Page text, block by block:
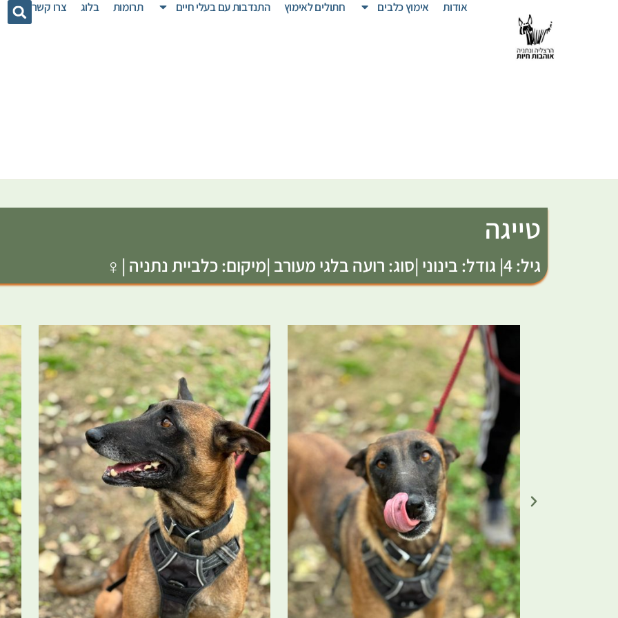
אודות אימוץ כלבים חתולים לאימוץ התנדבות עם בעלי חיים תרומות בלוג צרו קשר
טייגה
גיל: 4 | גודל: בינוני |סוג: רועה בלגי מעורב |מיקום: כלביית נתניה | ♀